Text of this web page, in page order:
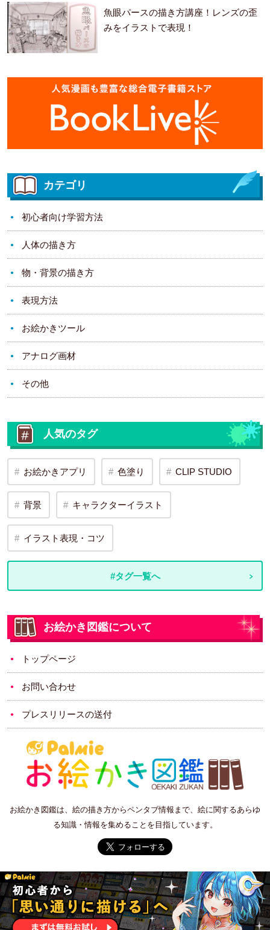
魚眼パースの描き方講座！レンズの歪
みをイラストで表現！
カテゴリ
初心者向け学習方法
人体の描き方
物・背景の描き方
表現方法
お絵かきツール
アナログ画材
その他
人気のタグ
お絵かきアプリ 色塗り CLIP STUDIO
背景 キャラクターイラスト
イラスト表現・コツ
#タグ一覧へ
お絵かき図鑑について
トップページ
お問い合わせ
プレスリリースの送付
お絵かき図鑑は、絵の描き方からペンタブ情報まで、絵に関するあらゆ
る知識・情報を集めることを目指しています。